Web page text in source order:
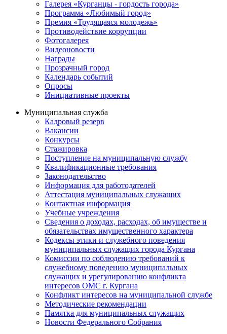
Галерея «Курганцы - гордость города»
Программа «Любимый город»
Премия «Трудящаяся молодежь»
Противодействие коррупции
Фотогалерея
Видеоновости
Награды
Прозрачный город
Календарь событий
Опросы
Инициативные проекты
Муниципальная служба
Кадровый резерв
Вакансии
Конкурсы
Стажировка
Поступление на муниципальную службу
Квалификационные требования
Законодательство
Информация для работодателей
Аттестация муниципальных служащих
Контактная информация
Учебные учреждения
Сведения о доходах, расходах, об имуществе и
обязательствах имущественного характера
Кодексы этики и служебного поведения
муниципальных служащих города Кургана
Комиссии по соблюдению требований к
служебному поведению муниципальных
служащих и урегулированию конфликта
интересов ОМС г. Кургана
Конфликт интересов на муниципальной службе
Методические рекомендации
Памятка для муниципальных служащих
Новости Федерального Cобрания